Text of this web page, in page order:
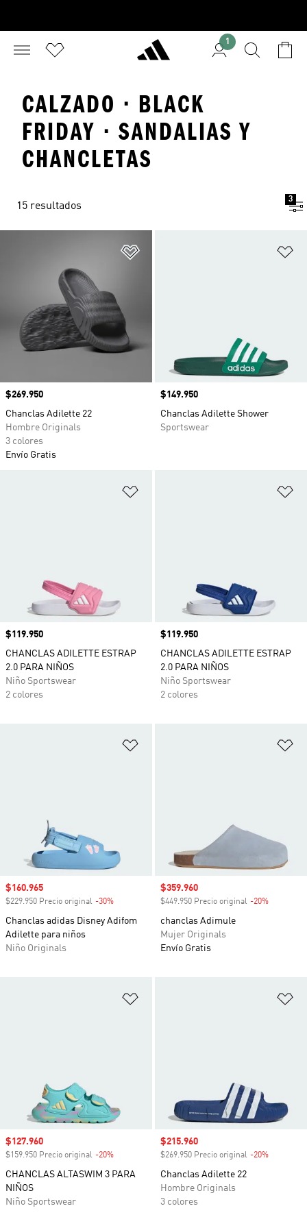
1
CALZADO · BLACK
FRIDAY · SANDALIAS Y
CHANCLETAS
15 resultados
3
Precio
$269.950
Chanclas Adilette 22
Hombre Originals
3 colores
Envío Gratis
Precio
$149.950
Chanclas Adilette Shower
Sportswear
Precio
$119.950
CHANCLAS ADILETTE ESTRAP
2.0 PARA NIÑOS
Niño Sportswear
2 colores
Precio
$119.950
CHANCLAS ADILETTE ESTRAP
2.0 PARA NIÑOS
Niño Sportswear
2 colores
Precio de venta
$160.965
$229.950 Precio original -30%
Chanclas adidas Disney Adifom
Adilette para niños
Niño Originals
Precio de venta
$359.960
$449.950 Precio original -20%
chanclas Adimule
Mujer Originals
Envío Gratis
Precio de venta
$127.960
$159.950 Precio original -20%
CHANCLAS ALTASWIM 3 PARA
NIÑOS
Niño Sportswear
Precio de venta
$215.960
$269.950 Precio original -20%
Chanclas Adilette 22
Hombre Originals
3 colores